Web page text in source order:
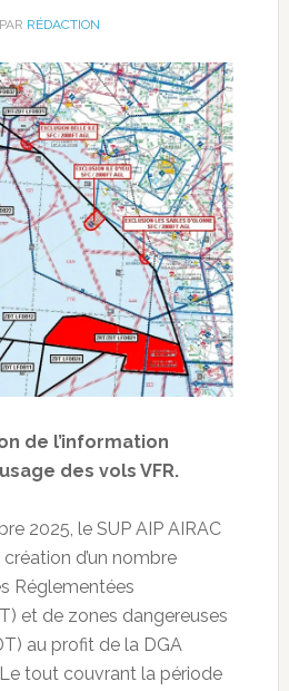
RÉDACTION
de l’information
des vols VFR.
2025, le SUP AIP AIRAC
d’un nombre
Réglementées
et de zones dangereuses
au profit de la DGA
Le tout couvrant la période